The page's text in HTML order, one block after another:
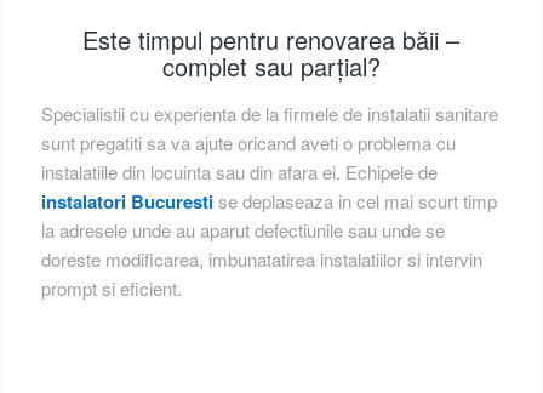
Este timpul pentru renovarea băii –
complet sau parțial?
Specialistii cu experienta de la firmele de instalatii sanitare
sunt pregatiti sa va ajute oricand aveti o problema cu
instalatiile din locuinta sau din afara ei. Echipele de
instalatori Bucurestise deplaseaza in cel mai scurt timp
la adresele unde au aparut defectiunile sau unde se
doreste modificarea, imbunatatirea instalatiilor si intervin
prompt si eficient.